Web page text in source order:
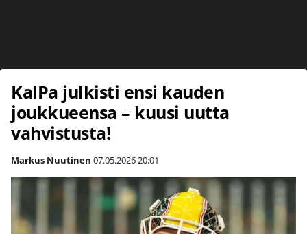
KalPa julkisti ensi kauden
joukkueensa – kuusi uutta
vahvistusta!
Markus Nuutinen 07.05.202620:01